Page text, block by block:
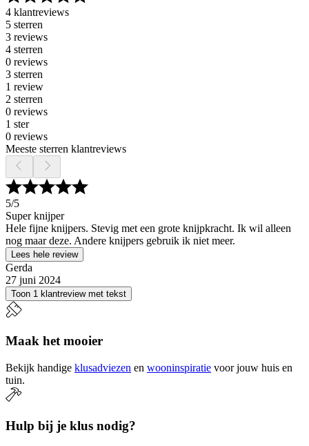
4 klantreviews
5 sterren
3 reviews
4 sterren
0 reviews
3 sterren
1 review
2 sterren
0 reviews
1 ster
0 reviews
Meeste sterren klantreviews
5/5
Super knijper
Hele fijne knijpers. Stevig met een grote knijpkracht. Ik wil alleen
nog maar deze. Andere knijpers gebruik ik niet meer.
Lees hele review
Gerda
27 juni 2024
Toon 1 klantreview met tekst
Maak het mooier
Bekijk handige klusadviezen en wooninspiratie voor jouw huis en
tuin.
Hulp bij je klus nodig?